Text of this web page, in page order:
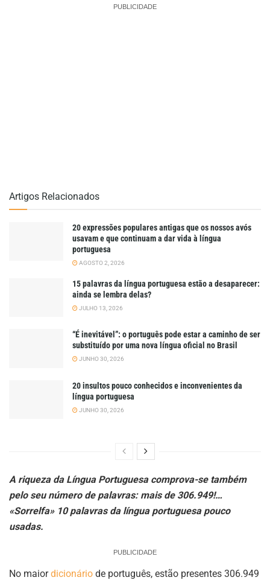
PUBLICIDADE
Artigos Relacionados
20 expressões populares antigas que os nossos avós
usavam e que continuam a dar vida à língua
portuguesa
AGOSTO 2, 2026
15 palavras da língua portuguesa estão a desaparecer:
ainda se lembra delas?
JULHO 13, 2026
“É inevitável”: o português pode estar a caminho de ser
substituído por uma nova língua oficial no Brasil
JUNHO 30, 2026
20 insultos pouco conhecidos e inconvenientes da
língua portuguesa
JUNHO 30, 2026
A riqueza da Língua Portuguesa comprova-se também
pelo seu número de palavras: mais de 306.949!…
«Sorrelfa» 10 palavras da língua portuguesa pouco
usadas.
PUBLICIDADE
No maiordicionário de português, estão presentes 306.949